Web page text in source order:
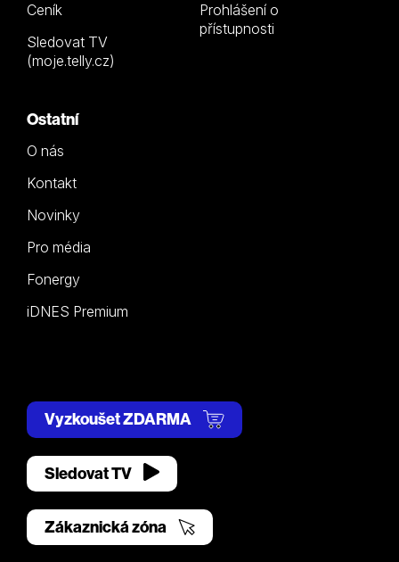
Ceník
Sledovat TV
(moje.telly.cz)
Prohlášení o
přístupnosti
Ostatní
O nás
Kontakt
Novinky
Pro média
Fonergy
iDNES Premium
Vyzkoušet ZDARMA
Sledovat TV
Zákaznická zóna